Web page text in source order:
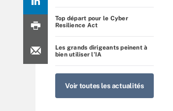
Top départ pour le Cyber
Resilience Act
Les grands dirigeants peinent à
bien utiliser l’IA
Voir toutes les actualités